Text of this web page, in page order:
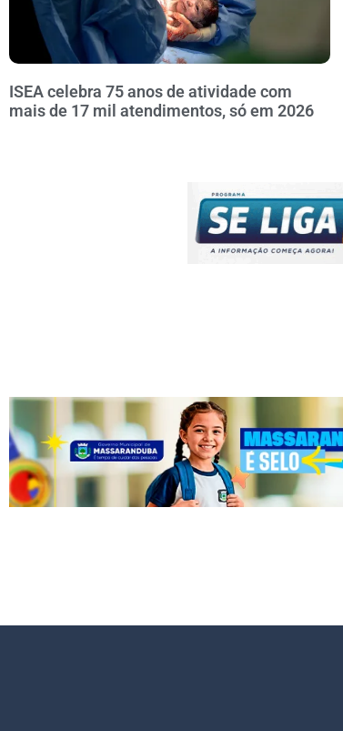
ISEA celebra 75 anos de atividade com
mais de 17 mil atendimentos, só em 2026